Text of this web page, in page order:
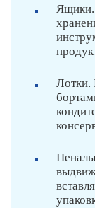
Ящики.
Лотки.